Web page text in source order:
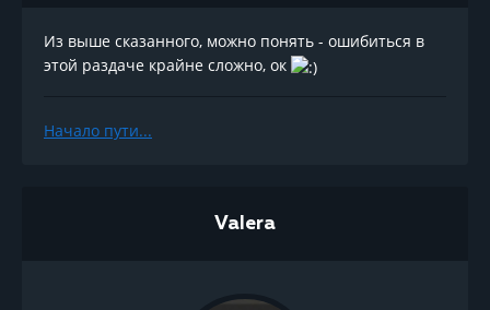
Из выше сказанного, можно понять - ошибиться в
этой раздаче крайне сложно, ок
Начало пути...
Valera